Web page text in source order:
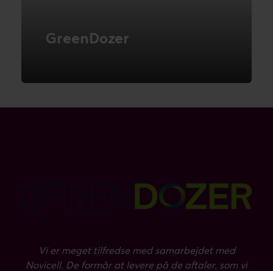
GreenDozer
Vi er meget tilfredse med samarbejdet med
Novicell. De formår at levere på de aftaler, som vi